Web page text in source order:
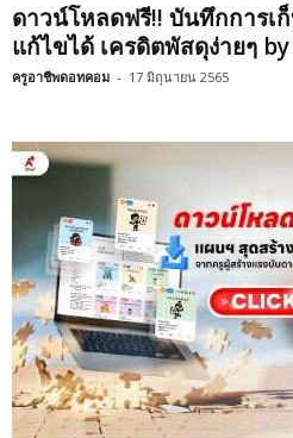
ดาวน์โหลดฟรี!! บันทึกการเ
แก้ไขได้ เครดิตพัสดุง่ายๆ
ครูอาชีพดอทคอม - 17 มิถุนายน 2565